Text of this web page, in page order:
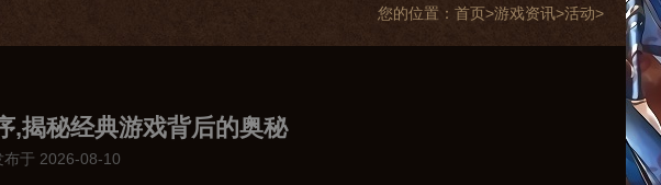
您的位置： 首页>游戏资讯>活动>
,揭秘经典游戏背后的奥秘
布于 2026-08-10